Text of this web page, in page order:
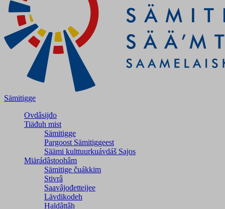
Sämitigge
Ovdâsijđo
Tiäđuh mist
Sämitigge
Pargoost Sämitiggeest
Säämi kulttuurkuávdáš Sajos
Miärádâstoohâm
Sämitige čuákkim
Stivrâ
Saavâjođetteijee
Lävdikodeh
Haldâttâh